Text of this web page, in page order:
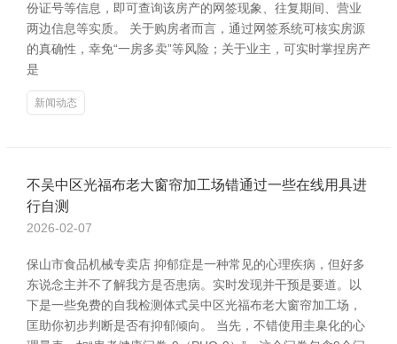
份证号等信息，即可查询该房产的网签现象、往复期间、营业
两边信息等实质。 关于购房者而言，通过网签系统可核实房源
的真确性，幸免“一房多卖”等风险；关于业主，可实时掌捏房产
是
新闻动态
不吴中区光福布老大窗帘加工场错通过一些在线用具进
行自测
2026-02-07
保山市食品机械专卖店 抑郁症是一种常见的心理疾病，但好多
东说念主并不了解我方是否患病。实时发现并干预是要道。以
下是一些免费的自我检测体式吴中区光福布老大窗帘加工场，
匡助你初步判断是否有抑郁倾向。 当先，不错使用圭臬化的心